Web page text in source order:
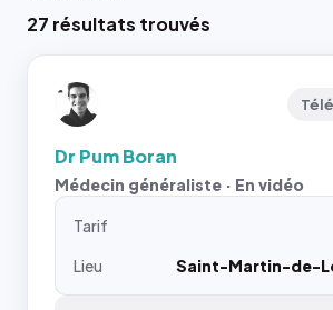
27 résultats trouvés
Dr Pum Boran
Médecin généraliste · En vidéo
Tarif
Lieu
Saint-Martin-de-